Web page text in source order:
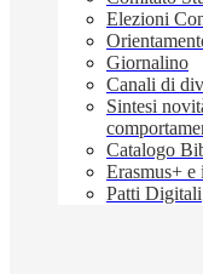
Elezioni
Giornalino
Canali di
Sintesi
Catalogo
Erasmus+ e
Patti Digitali